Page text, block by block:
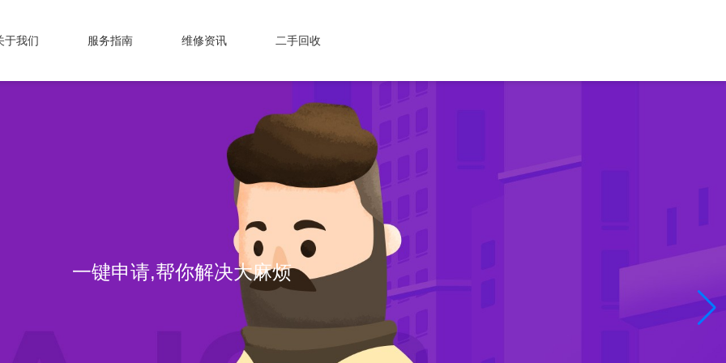
于我们 服务指南 维修资讯 二手回收
一键申请,帮你解决大麻烦